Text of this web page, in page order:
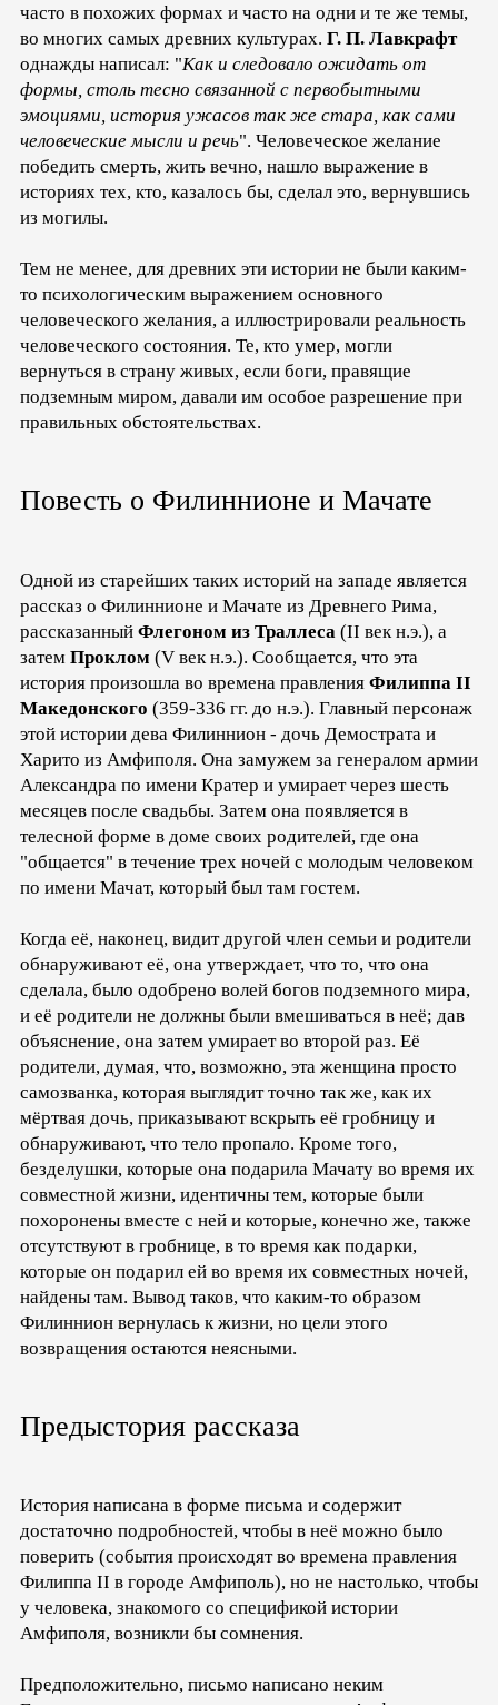
часто в похожих формах и часто на одни и те же темы,
во многих самых древних культурах. Г. П. Лавкрафт
однажды написал: "Как и следовало ожидать от
формы, столь тесно связанной с первобытными
эмоциями, история ужасов так же стара, как сами
человеческие мысли и речь". Человеческое желание
победить смерть, жить вечно, нашло выражение в
историях тех, кто, казалось бы, сделал это, вернувшись
из могилы.
Тем не менее, для древних эти истории не были каким-
то психологическим выражением основного
человеческого желания, а иллюстрировали реальность
человеческого состояния. Те, кто умер, могли
вернуться в страну живых, если боги, правящие
подземным миром, давали им особое разрешение при
правильных обстоятельствах.
Повесть о Филиннионе и Мачате
Одной из старейших таких историй на западе является
рассказ о Филиннионе и Мачате из Древнего Рима,
рассказанный Флегоном из Траллеса (II век н.э.), а
затем Проклом (V век н.э.). Сообщается, что эта
история произошла во времена правления Филиппа II
Македонского (359-336 гг. до н.э.). Главный персонаж
этой истории дева Филиннион - дочь Демострата и
Харито из Амфиполя. Она замужем за генералом армии
Александра по имени Кратер и умирает через шесть
месяцев после свадьбы. Затем она появляется в
телесной форме в доме своих родителей, где она
"общается" в течение трех ночей с молодым человеком
по имени Мачат, который был там гостем.
Когда её, наконец, видит другой член семьи и родители
обнаруживают её, она утверждает, что то, что она
сделала, было одобрено волей богов подземного мира,
и её родители не должны были вмешиваться в неё; дав
объяснение, она затем умирает во второй раз. Её
родители, думая, что, возможно, эта женщина просто
самозванка, которая выглядит точно так же, как их
мёртвая дочь, приказывают вскрыть её гробницу и
обнаруживают, что тело пропало. Кроме того,
безделушки, которые она подарила Мачату во время их
совместной жизни, идентичны тем, которые были
похоронены вместе с ней и которые, конечно же, также
отсутствуют в гробнице, в то время как подарки,
которые он подарил ей во время их совместных ночей,
найдены там. Вывод таков, что каким-то образом
Филиннион вернулась к жизни, но цели этого
возвращения остаются неясными.
Предыстория рассказа
История написана в форме письма и содержит
достаточно подробностей, чтобы в неё можно было
поверить (события происходят во времена правления
Филиппа II в городе Амфиполь), но не настолько, чтобы
у человека, знакомого со спецификой истории
Амфиполя, возникли бы сомнения.
Предположительно, письмо написано неким